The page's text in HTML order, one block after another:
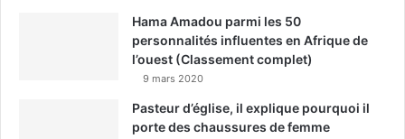
Hama Amadou parmi les 50
personnalités influentes en Afrique de
l’ouest (Classement complet)
9 mars 2020
Pasteur d’église, il explique pourquoi il
porte des chaussures de femme